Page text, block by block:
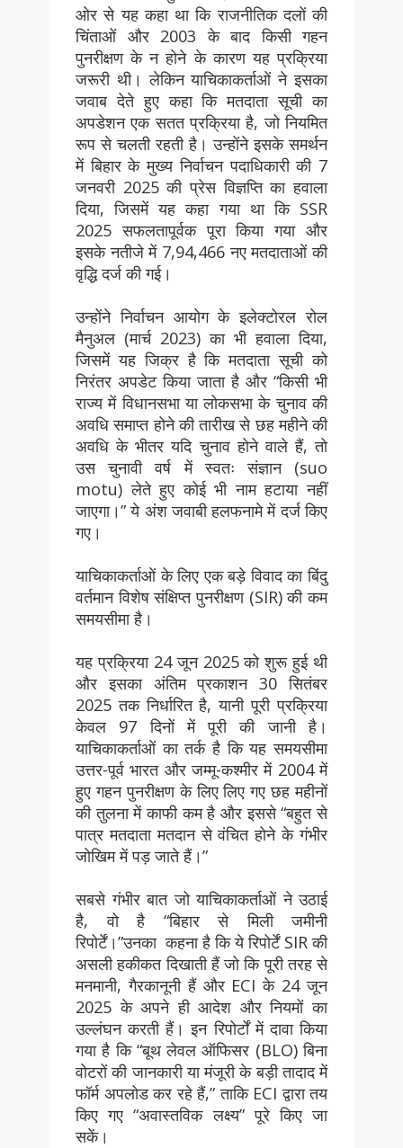
ओर से यह कहा था कि राजनीतिक दलों की
चिंताओं और 2003 के बाद किसी गहन
पुनरीक्षण के न होने के कारण यह प्रक्रिया
जरूरी थी। लेकिन याचिकाकर्ताओं ने इसका
जवाब देते हुए कहा कि मतदाता सूची का
अपडेशन एक सतत प्रक्रिया है, जो नियमित
रूप से चलती रहती है। उन्होंने इसके समर्थन
में बिहार के मुख्य निर्वाचन पदाधिकारी की 7
जनवरी 2025 की प्रेस विज्ञप्ति का हवाला
दिया, जिसमें यह कहा गया था कि SSR
2025 सफलतापूर्वक पूरा किया गया और
इसके नतीजे में 7,94,466 नए मतदाताओं की
वृद्धि दर्ज की गई।
उन्होंने निर्वाचन आयोग के इलेक्टोरल रोल
मैनुअल (मार्च 2023) का भी हवाला दिया,
जिसमें यह जिक्र है कि मतदाता सूची को
निरंतर अपडेट किया जाता है और “किसी भी
राज्य में विधानसभा या लोकसभा के चुनाव की
अवधि समाप्त होने की तारीख से छह महीने की
अवधि के भीतर यदि चुनाव होने वाले हैं, तो
उस चुनावी वर्ष में स्वतः संज्ञान (suo
motu) लेते हुए कोई भी नाम हटाया नहीं
जाएगा।” ये अंश जवाबी हलफनामे में दर्ज किए
गए।
याचिकाकर्ताओं के लिए एक बड़े विवाद का बिंदु
वर्तमान विशेष संक्षिप्त पुनरीक्षण (SIR) की कम
समयसीमा है।
यह प्रक्रिया 24 जून 2025 को शुरू हुई थी
और इसका अंतिम प्रकाशन 30 सितंबर
2025 तक निर्धारित है, यानी पूरी प्रक्रिया
केवल 97 दिनों में पूरी की जानी है।
याचिकाकर्ताओं का तर्क है कि यह समयसीमा
उत्तर-पूर्व भारत और जम्मू-कश्मीर में 2004 में
हुए गहन पुनरीक्षण के लिए लिए गए छह महीनों
की तुलना में काफी कम है और इससे “बहुत से
पात्र मतदाता मतदान से वंचित होने के गंभीर
जोखिम में पड़ जाते हैं।”
सबसे गंभीर बात जो याचिकाकर्ताओं ने उठाई
है, वो है “बिहार से मिली जमीनी
रिपोर्टें।”उनका कहना है कि ये रिपोर्टें SIR की
असली हकीकत दिखाती हैं जो कि पूरी तरह से
मनमानी, गैरकानूनी हैं और ECI के 24 जून
2025 के अपने ही आदेश और नियमों का
उल्लंघन करती हैं। इन रिपोर्टों में दावा किया
गया है कि “बूथ लेवल ऑफिसर (BLO) बिना
वोटरों की जानकारी या मंजूरी के बड़ी तादाद में
फॉर्म अपलोड कर रहे हैं,” ताकि ECI द्वारा तय
किए गए “अवास्तविक लक्ष्य” पूरे किए जा
सकें।